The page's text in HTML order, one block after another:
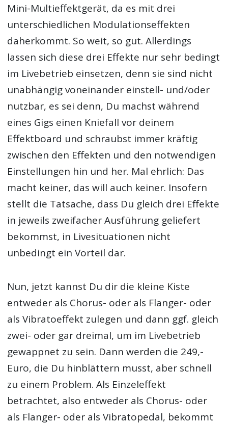
Mini-Multieffektgerät, da es mit drei
unterschiedlichen Modulationseffekten
daherkommt. So weit, so gut. Allerdings
lassen sich diese drei Effekte nur sehr bedingt
im Livebetrieb einsetzen, denn sie sind nicht
unabhängig voneinander einstell- und/oder
nutzbar, es sei denn, Du machst während
eines Gigs einen Kniefall vor deinem
Effektboard und schraubst immer kräftig
zwischen den Effekten und den notwendigen
Einstellungen hin und her. Mal ehrlich: Das
macht keiner, das will auch keiner. Insofern
stellt die Tatsache, dass Du gleich drei Effekte
in jeweils zweifacher Ausführung geliefert
bekommst, in Livesituationen nicht
unbedingt ein Vorteil dar.
Nun, jetzt kannst Du dir die kleine Kiste
entweder als Chorus- oder als Flanger- oder
als Vibratoeffekt zulegen und dann ggf. gleich
zwei- oder gar dreimal, um im Livebetrieb
gewappnet zu sein. Dann werden die 249,-
Euro, die Du hinblättern musst, aber schnell
zu einem Problem. Als Einzeleffekt
betrachtet, also entweder als Chorus- oder
als Flanger- oder als Vibratopedal, bekommt